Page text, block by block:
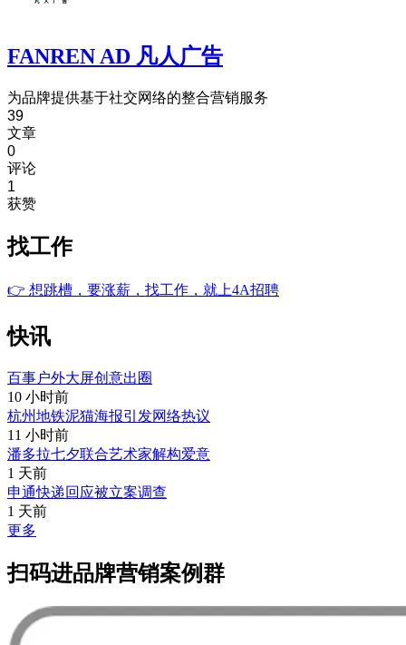
FANREN AD 凡人广告
为品牌提供基于社交网络的整合营销服务
39
文章
0
评论
1
获赞
找工作
👉 想跳槽，要涨薪，找工作，就上4A招聘
快讯
百事户外大屏创意出圈
10 小时前
杭州地铁泥猫海报引发网络热议
11 小时前
潘多拉七夕联合艺术家解构爱意
1 天前
申通快递回应被立案调查
1 天前
更多
扫码进品牌营销案例群